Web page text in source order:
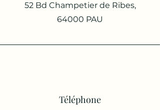
52 Bd Champetier de Ribes,
64000 PAU
Téléphone